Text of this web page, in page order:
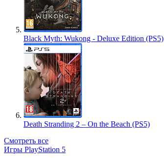
Black Myth: Wukong - Deluxe Edition (PS5)
Death Stranding 2 – On the Beach (PS5)
Смотреть все
Игры PlayStation 5